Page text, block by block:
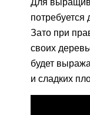
потребуется
Зато при
своих
будет
и сладких